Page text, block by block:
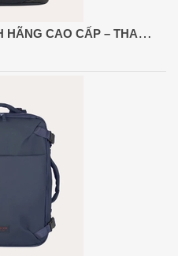
BALO TUCANO FINE CHÍNH HÃNG CAO CẤP – THANH LỊCH, CHUYÊN NGHIỆP & TỐI ƯU CHO DOANH NHÂN